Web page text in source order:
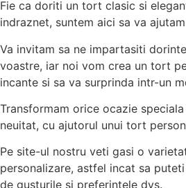
Fie ca doriti un tort clasic si
indraznet, suntem aici sa va
Va invitam sa ne impartasiti
voastre, iar noi vom crea un tort
incante si sa va surprinda intr-un
Transformam orice ocazie
neuitat, cu ajutorul unui tort
Pe site-ul nostru veti gasi o
personalizare, astfel incat sa
de gusturile si preferintele dvs.